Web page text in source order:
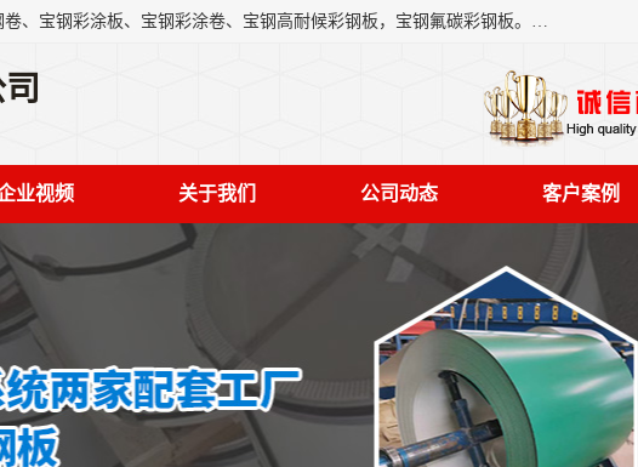
上海轩本实业有限公司主营产品：宝钢彩钢板、宝钢彩钢卷、宝钢彩涂板、宝钢彩涂卷、宝钢高耐候彩钢板，宝钢氟碳彩钢板。是一家集钢铁贸易，物流、加工为一体的产业全配套公司。
业视频 关于我们 公司动态 客户案例